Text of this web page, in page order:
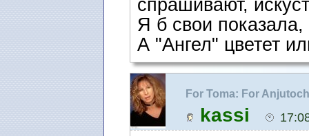
спрашивают,
Я б свои
А "Ангел" цветет
For Toma: For
любителям :)
kassi